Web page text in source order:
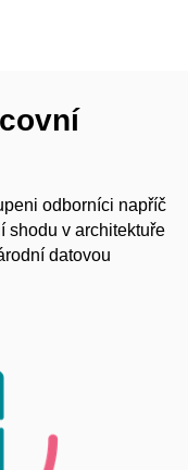
odborníci napříč
shodu v architektuře
datovou